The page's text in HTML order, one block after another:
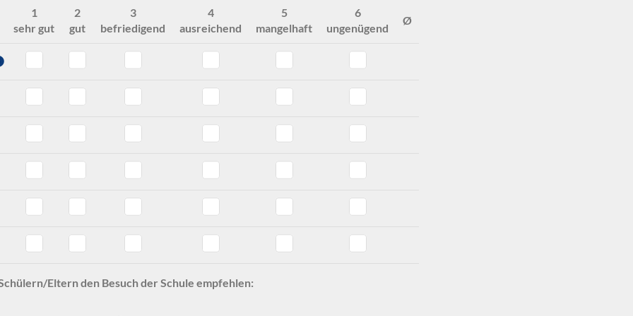
1
sehr gut
2
gut
3
befriedigend
4
ausreichend
5
mangelhaft
6
ungenügend
Ø
- Note 6
5 - Note 6
- Note 6
- Note 6
- Note 6
- Note 6
Eltern den Besuch der Schule empfehlen: